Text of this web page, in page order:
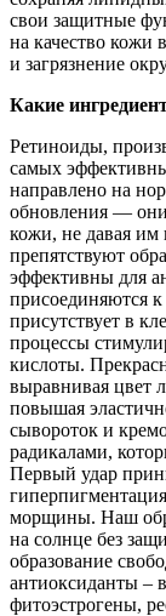
свои защитные
на качество кожи
и загрязнение
Какие
Ретиноиды,
самых
направлено на
обновления —
кожи, не давая им
препятствуют
эффективны для
присоединяются
присутствует в
процессы
кислоты.
выравнивая цвет
повышая
сывороток и
радикалами,
Первый удар
морщины. Наш
на солнце без
образование
антиоксиданты –
фитоэстрогены,